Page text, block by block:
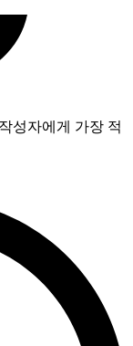
성자에게 가장 적